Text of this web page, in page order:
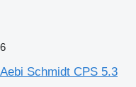
6
Aebi Schmidt CPS 5.3